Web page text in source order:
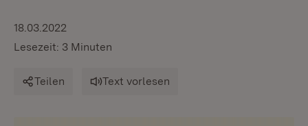
18.03.2022
Lesezeit: 3 Minuten
Teilen Text vorlesen